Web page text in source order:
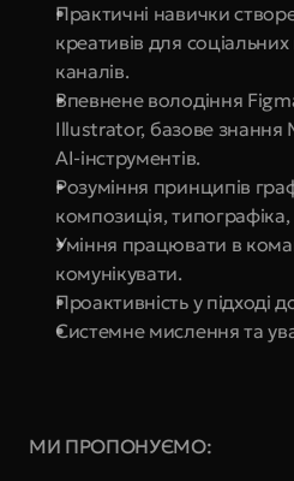
Практичні навички
креативів для
каналів.
Впевнене володіння
Illustrator, базове знання
AI-інструментів.
Розуміння принципів
композиція,
Уміння працювати в
комунікувати.
Проактивність у підході
Системне мислення та
МИ ПРОПОНУЄМО: